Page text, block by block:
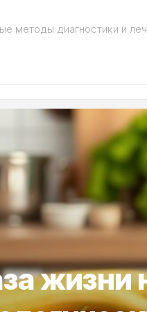
методы диагностики и
жизни